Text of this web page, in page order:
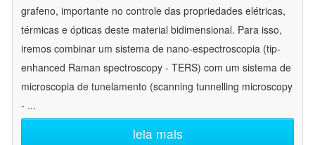
grafeno, importante no controle das propriedades elétricas,
térmicas e ópticas deste material bidimensional. Para isso,
iremos combinar um sistema de nano-espectroscopia (tip-
enhanced Raman spectroscopy - TERS) com um sistema de
microscopia de tunelamento (scanning tunnelling microscopy
- ...
leia mais